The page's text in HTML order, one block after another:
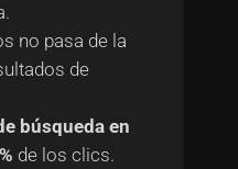
no pasa de la
de
búsqueda en
de los clics.